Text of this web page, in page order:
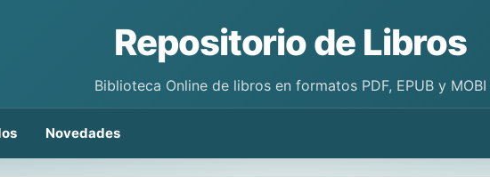
Repositorio de Libros
Biblioteca Online de libros en formatos PDF, EPUB y MOBI
Novedades